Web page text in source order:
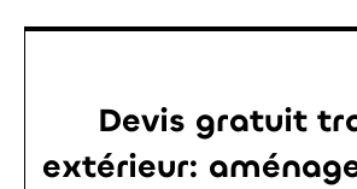
Devis gratuit
extérieur: